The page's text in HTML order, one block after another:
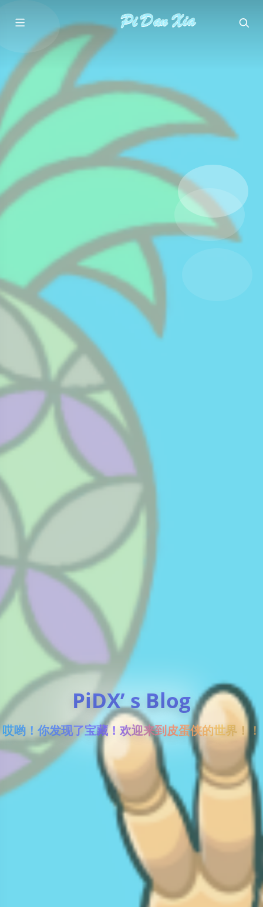
PiDX’ s Blog
哎哟！你发现了宝藏！欢迎来到皮蛋侠的世界！！